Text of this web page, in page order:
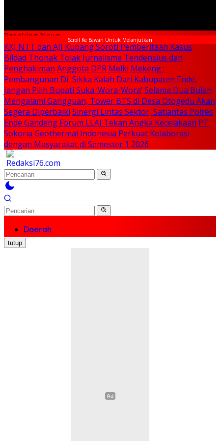
Scroll Ke Bawah Untuk Melanjutkan
Breaking News
KKJ NTT dan AJI Kupang Soroti Pemberitaan Kasus
Bildad Thonak Tolak Jurnalisme Tendensius dan
Penghakiman Anggota DPR Melki Mekeng :
Pembangunan Di Sikka Kalah Dari Kabupaten Ende,
Jangan Pilih Bupati Suka ‘Wora-Wora’Selama Dua Bulan
Mengalami Gangguan, Tower BTS di Desa Otogedu Akan
Segera Diperbaiki Sinergi Lintas Sektor, Satlantas Polres
Ende Gandeng Forum LLAJ Tekan Angka Kecelakaan PT
Sokoria Geothermal Indonesia Perkuat Kolaborasi
dengan Masyarakat di Semester 1 2026
Daerah
Nasional
Politik
tutup